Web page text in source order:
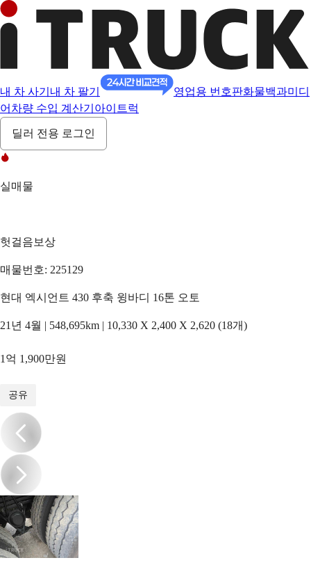
내 차 사기 내 차 팔기 영업용 번호판화물백과미디
어 차량 수입 계산기 아이트럭
딜러 전용 로그인
실매물
헛걸음보상
매물번호: 225129
현대 엑시언트 430 후축 윙바디 16톤 오토
21년 4월 | 548,695km | 10,330 X 2,400 X 2,620 (18개)
1억 1,900만원
공유
/18